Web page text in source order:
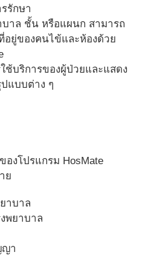
รักษา
บาล ชั้น หรือแผนก สามารถ
อยู่ของคนไข้และห้องด้วย
ช้บริการของผู้ป่วยและแสดง
แบบต่าง ๆ
องโปรแกรม HosMate
ย
าบาล
พยาบาล
ญา